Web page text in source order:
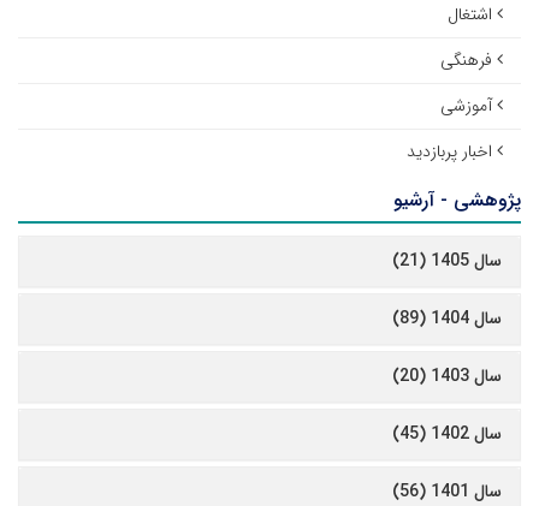
اشتغال
فرهنگی
آموزشی
اخبار پربازدید
پژوهشی - آرشیو
سال 1405 (21)
سال 1404 (89)
سال 1403 (20)
سال 1402 (45)
سال 1401 (56)